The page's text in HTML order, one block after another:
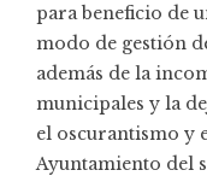
para beneficio de
modo de gestión
además de la
municipales y la
el oscurantismo y
Ayuntamiento del